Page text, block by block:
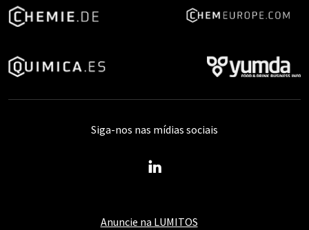
Anuncie na LUMITOS
Siga-nos nas mídias sociais